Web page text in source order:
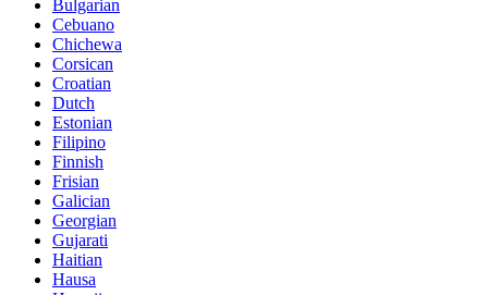
Bulgarian
Cebuano
Chichewa
Corsican
Croatian
Dutch
Estonian
Filipino
Finnish
Frisian
Galician
Georgian
Gujarati
Haitian
Hausa